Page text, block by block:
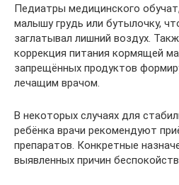
Педиатры медицинского
малышу грудь или бутылочку,
заглатывал лишний воздух.
коррекция питания кормящей
запрещённых продуктов
лечащим врачом.
В некоторых случаях для
ребёнка врачи рекомендуют
препаратов. Конкретные
выявленных причин